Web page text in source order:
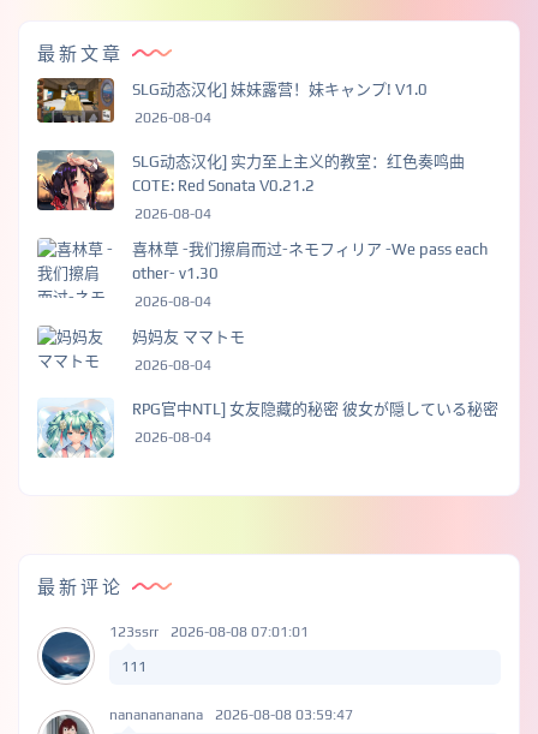
最新文章
SLG动态汉化] 妹妹露营！妹キャンプ! V1.0
2026-08-04
SLG动态汉化] 实力至上主义的教室：红色奏鸣曲
COTE: Red Sonata V0.21.2
2026-08-04
喜林草 -我们擦肩而过-ネモフィリア -We pass each
other- v1.30
2026-08-04
妈妈友 ママトモ
2026-08-04
RPG官中NTL] 女友隐藏的秘密 彼女が隠している秘密
2026-08-04
最新评论
123ssrr 2026-08-08 07:01:01
111
nananananana 2026-08-08 03:59:47